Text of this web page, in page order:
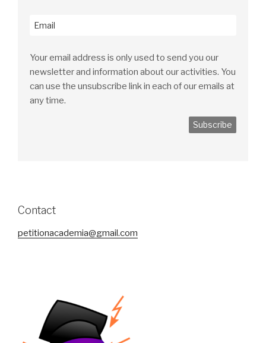
Your email address is only used to send you our
newsletter and information about our activities. You
can use the unsubscribe link in each of our emails at
any time.
Contact
petitionacademia@gmail.com